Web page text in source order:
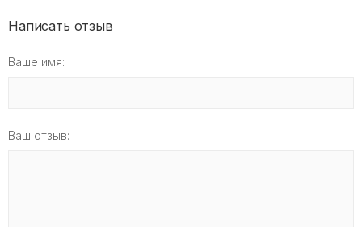
Написать отзыв
Ваше имя:
Ваш отзыв: